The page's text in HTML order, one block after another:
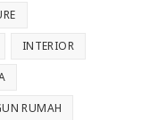
INTERIOR
RUMAH